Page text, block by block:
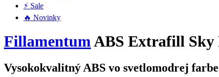
⚡ Sale
🔥 Novinky
FillamentumABS Extrafill Sky
Vysokokvalitný ABS vo svetlomodrej farbe